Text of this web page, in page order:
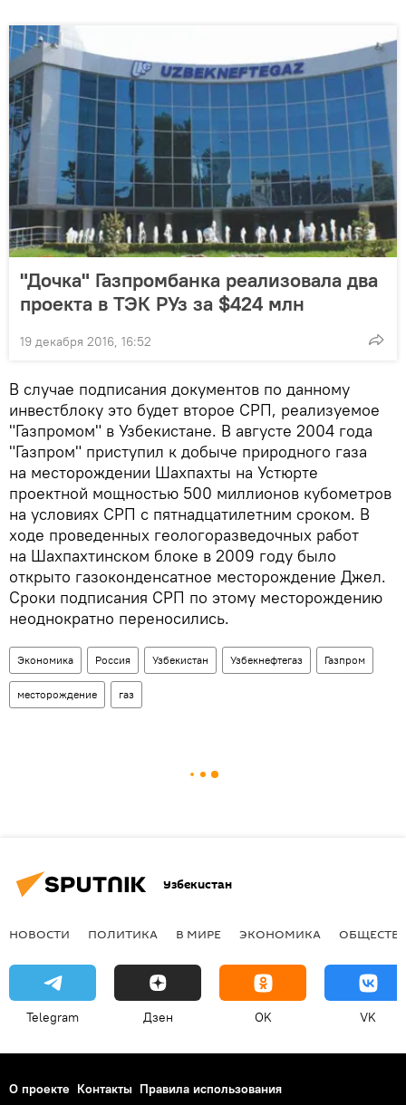
"Дочка" Газпромбанка реализовала два
проекта в ТЭК РУз за $424 млн
19 декабря 2016, 16:52
В случае подписания документов по данному
инвестблоку это будет второе СРП, реализуемое
"Газпромом" в Узбекистане. В августе 2004 года
"Газпром" приступил к добыче природного газа
на месторождении Шахпахты на Устюрте
проектной мощностью 500 миллионов кубометров
на условиях СРП с пятнадцатилетним сроком. В
ходе проведенных геологоразведочных работ
на Шахпахтинском блоке в 2009 году было
открыто газоконденсатное месторождение Джел.
Сроки подписания СРП по этому месторождению
неоднократно переносились.
Экономика Россия Узбекистан Узбекнефтегаз Газпром
месторождение газ
Узбекистан
НОВОСТИ ПОЛИТИКА В МИРЕ ЭКОНОМИКА
Telegram Дзен OK VK
О проекте Контакты Правила использования